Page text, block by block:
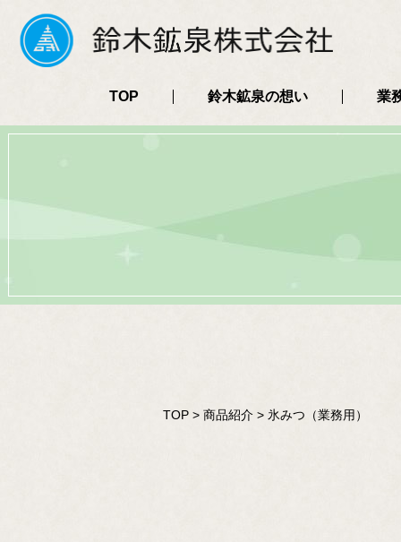
TOP 鈴木鉱泉の想い 業
TOP > 商品紹介 > 氷みつ（業務用）